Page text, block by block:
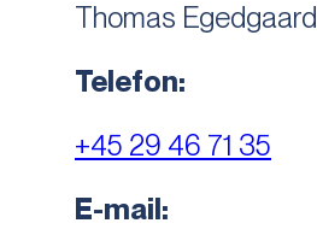
Thomas Egedgaard
Telefon:
+45 29 46 71 35
E-mail: